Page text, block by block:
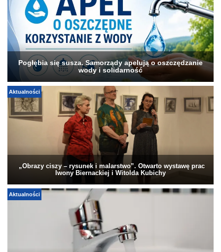
Pogłębia się susza. Samorządy apelują o oszczędzanie
wody i solidarność
Aktualności
„Obrazy ciszy – rysunek i malarstwo”. Otwarto wystawę prac
Iwony Biernackiej i Witolda Kubichy
Aktualności